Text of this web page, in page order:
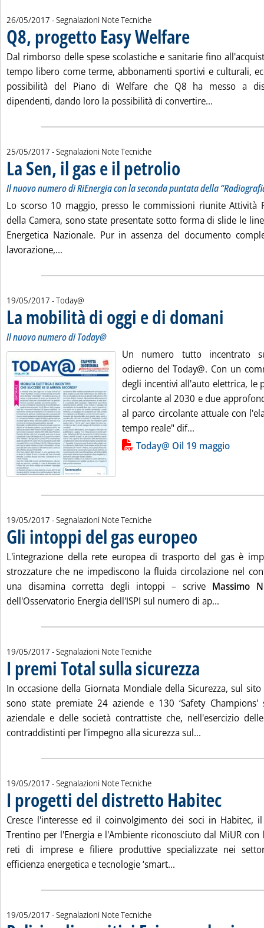
26/05/2017 - Segnalazioni Note Tecniche
Q8, progetto Easy Welfare
Dal rimborso delle spese scolastiche e sanitarie fino
tempo libero come terme, abbonamenti sportivi e culturali,
possibilità del Piano di Welfare che Q8 ha messo a
dipendenti, dando loro la possibilità di convertire...
25/05/2017 - Segnalazioni Note Tecniche
La Sen, il gas e il petrolio
Il nuovo numero di RiEnergia con la seconda puntata della
Lo scorso 10 maggio, presso le commissioni riunite Attività
della Camera, sono state presentate sotto forma di slide le
Energetica Nazionale. Pur in assenza del documento
lavorazione,...
19/05/2017 - Today@
La mobilità di oggi e di domani
Il nuovo numero di Today@
Un numero tutto incentrato
odierno del Today@. Con un
degli incentivi all'auto elettrica, le
circolante al 2030 e due
al parco circolante attuale con
tempo reale" dif...
Lista allegati PDF alla notiziaToday@ Oil 19 maggio
19/05/2017 - Segnalazioni Note Tecniche
Gli intoppi del gas europeo
L'integrazione della rete europea di trasporto del gas è
strozzature che ne impediscono la fluida circolazione nel
una disamina corretta degli intoppi – scrive Massimo
dell'Osservatorio Energia dell'ISPI sul numero di ap...
19/05/2017 - Segnalazioni Note Tecniche
I premi Total sulla sicurezza
In occasione della Giornata Mondiale della Sicurezza, sul
sono state premiate 24 aziende e 130 ‘Safety
aziendale e delle società contrattiste che, nell'esercizio
contraddistinti per l'impegno alla sicurezza sul...
19/05/2017 - Segnalazioni Note Tecniche
I progetti del distretto Habitec
Cresce l'interesse ed il coinvolgimento dei soci in Habitec,
Trentino per l'Energia e l'Ambiente riconosciuto dal MiUR
reti di imprese e filiere produttive specializzate nei
efficienza energetica e tecnologie ‘smart...
19/05/2017 - Segnalazioni Note Tecniche